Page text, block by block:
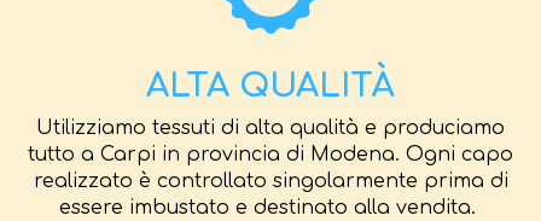
ALTA QUALITÀ
Utilizziamo tessuti di alta qualità e produciamo
tutto a Carpi in provincia di Modena. Ogni capo
realizzato è controllato singolarmente prima di
essere imbustato e destinato alla vendita.